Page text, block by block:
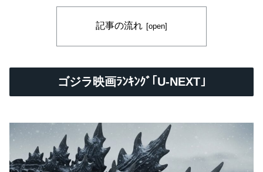
記事の流れ
ゴジラ映画ﾗﾝｷﾝｸﾞ｢U-NEXT｣